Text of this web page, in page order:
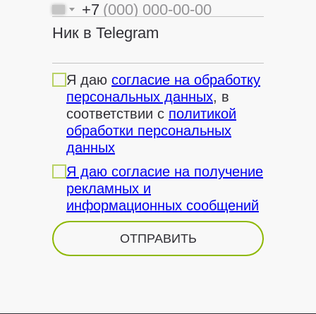
+7
Ник в Telegram
Я даю согласие на обработку
персональных данных, в
соответствии с политикой
обработки персональных
данных
Я даю согласие на получение
рекламных и
информационных сообщений
ОТПРАВИТЬ